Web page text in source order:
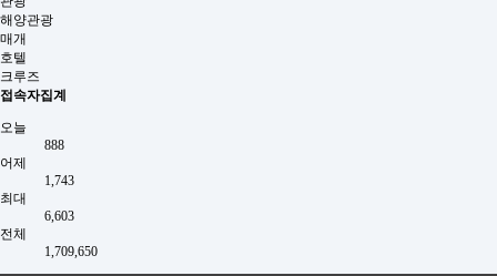
해양관광
매개
호텔
크루즈
접속자집계
오늘
888
어제
1,743
최대
6,603
전체
1,709,650